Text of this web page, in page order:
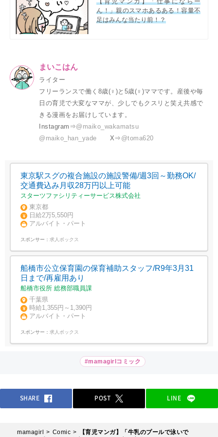
ん！」親のスマホあるある！容量不
足はみんな当たり前！？
まいこはん
ライター
フリーランスで働く8歳(♀)と5歳(♀)ママです。産後や毎
日の育児で大変なママが、少しでもクスリと笑え共感で
きる漫画をお届けしています。
Instagram⇒@maiko_wakamatsu
@maiko_han_yade X⇒ @toma620
東京駅スグの複合施設の施設警備/週3回～勤務OK/
交通費込み月収28万円以上可能
スターツファシリティーサービス株式会社
東京都
日給2万5,550円
アルバイト・パート
スポンサー： 求人ボックス
船橋市公立保育園の保育補助スタッフ/R9年3月31
日まで/再雇用あり
船橋市役所 総務部職員課
千葉県
時給1,355円～1,390円
アルバイト・パート
スポンサー： 求人ボックス
#mamagirlコミック
SHARE POST LINE
mamagirl Comic
【育児マンガ】「牛乳のプールで泳いで